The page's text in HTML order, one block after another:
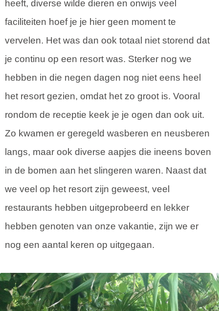
heeft, diverse wilde dieren en onwijs veel
faciliteiten hoef je je hier geen moment te
vervelen. Het was dan ook totaal niet storend dat
je continu op een resort was. Sterker nog we
hebben in die negen dagen nog niet eens heel
het resort gezien, omdat het zo groot is. Vooral
rondom de receptie keek je je ogen dan ook uit.
Zo kwamen er geregeld wasberen en neusberen
langs, maar ook diverse aapjes die ineens boven
in de bomen aan het slingeren waren. Naast dat
we veel op het resort zijn geweest, veel
restaurants hebben uitgeprobeerd en lekker
hebben genoten van onze vakantie, zijn we er
nog een aantal keren op uitgegaan.